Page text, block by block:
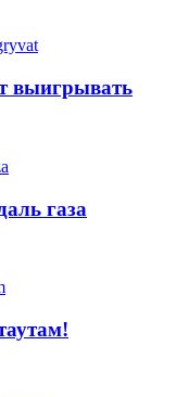
выигрывать
газа